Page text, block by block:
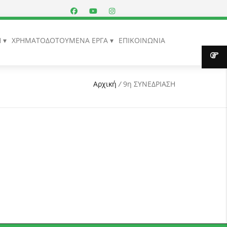
ΧΡΗΜΑΤΟΔΟΤΟΥΜΕΝΑ ΕΡΓΑ ΕΠΙΚΟΙΝΩΝΙΑ
Αρχική /9η ΣΥΝΕΔΡΙΑΣΗ